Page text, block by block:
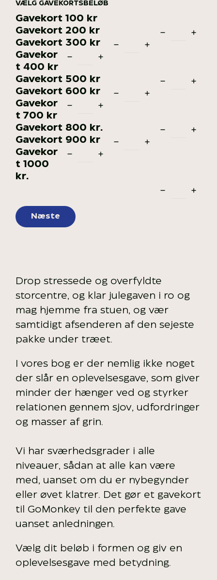
VÆLG GAVEKORTSBELØB
Gavekort 100 kr
Gavekort 200 kr
Gavekort 300 kr
Gavekor
t 400 kr
Gavekort 500 kr
Gavekort 600 kr
Gavekor
t 700 kr
Gavekort 800 kr.
Gavekort 900 kr
Gavekor
t 1000
kr.
Næste
Drop stressede og overfyldte
storcentre, og klar julegaven i ro og
mag hjemme fra stuen, og vær
samtidigt afsenderen af den sejeste
pakke under træet.
I vores bog er der nemlig ikke noget
der slår en oplevelsesgave, som giver
minder der hænger ved og styrker
relationen gennem sjov, udfordringer
og masser af grin.
Vi har sværhedsgrader i alle
niveauer, sådan at alle kan være
med, uanset om du er nybegynder
eller øvet klatrer. Det gør et gavekort
til GoMonkey til den perfekte gave
uanset anledningen.
Vælg dit beløb i formen og giv en
oplevelsesgave med betydning.